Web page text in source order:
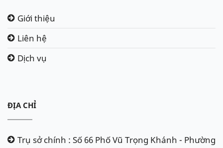
Giới thiệu
Liên hệ
Dịch vụ
ĐỊA CHỈ
Trụ sở chính : Số 66 Phố Vũ Trọng Khánh - Phường